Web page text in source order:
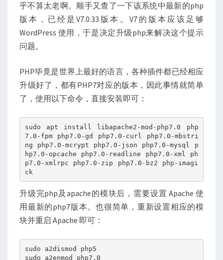
乎不算太老啊。顺手又查了一下该系统中最新的php
版本，已经是V7.0.33版本。V7的版本应该足够
WordPress 使用，于是决定升级php来解决这个提示
问题。
PHP毕竟是世界上最好的语言，各种插件都已经相应
升级好了，都有PHP7对应的版本，因此事情就简单
了，使用以下命令，直接安装即可：
sudo apt install libapache2-mod-php7.0 php
7.0-fpm php7.0-gd php7.0-curl php7.0-mbstri
ng php7.0-mcrypt php7.0-json php7.0-mysql p
hp7.0-opcache php7.0-readline php7.0-xml ph
p7.0-xmlrpc php7.0-zip php7.0-bz2 php-imagi
ck
升级完php及apache的模块后，需要设置 Apache 使
用最新的php7版本。也很简单，重新设置相应的模
块并重启 Apache 即可：
sudo a2dismod php5
sudo a2enmod php7.0